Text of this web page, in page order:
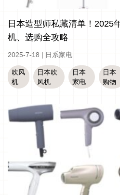
日本造型师私藏清单！2025
机、选购全攻略
2025-7-18 | 日系家电
吹风
机
日本吹
风机
日本
家电
日本
购物